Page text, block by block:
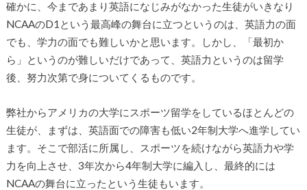
確かに、今まであまり英語になじみがなかった生徒がいきなり
NCAAのD1という最高峰の舞台に立つというのは、英語力の面
でも、学力の面でも難しいかと思います。しかし、「最初か
ら」というのが難しいだけであって、英語力というのは留学
後、努力次第で身についてくるものです。
弊社からアメリカの大学にスポーツ留学をしているほとんどの
生徒が、まずは、英語面での障害も低い2年制大学へ進学してい
ます。そこで部活に所属し、スポーツを続けながら英語力や学
力を向上させ、3年次から4年制大学に編入し、最終的には
NCAAの舞台に立ったという生徒もいます。